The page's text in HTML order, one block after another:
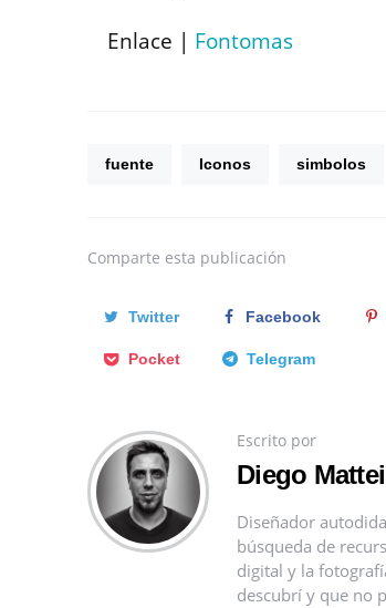
Enlace | Fontomas
fuente Iconos simbolos
Comparte esta publicación
Twitter Facebook
Pocket Telegram
Escrito por
Diego Mattei
Diseñador
búsqueda de
digital y la
descubrí y que no